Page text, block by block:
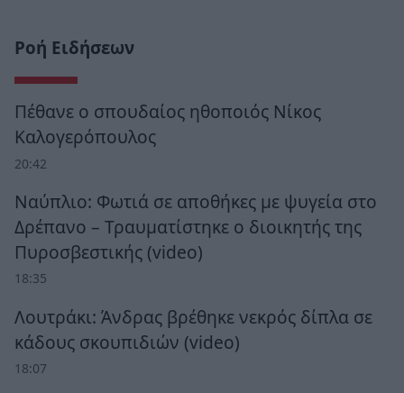
Ροή Ειδήσεων
Πέθανε ο σπουδαίος ηθοποιός Νίκος
Καλογερόπουλος
20:42
Ναύπλιο: Φωτιά σε αποθήκες με ψυγεία στο
Δρέπανο – Τραυματίστηκε ο διοικητής της
Πυροσβεστικής (video)
18:35
Λουτράκι: Άνδρας βρέθηκε νεκρός δίπλα σε
κάδους σκουπιδιών (video)
18:07